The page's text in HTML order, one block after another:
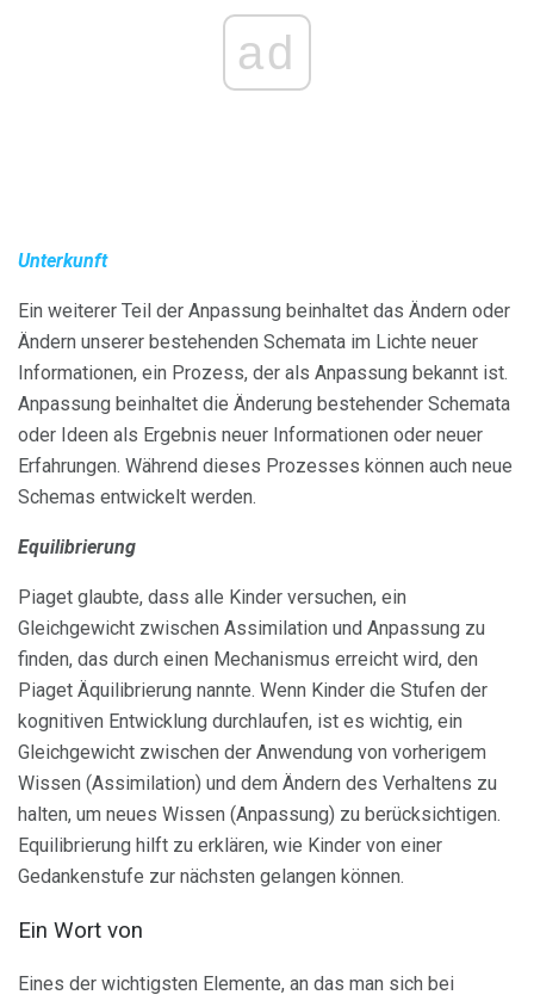
ad
Unterkunft
Ein weiterer Teil der Anpassung beinhaltet das Ändern oder
Ändern unserer bestehenden Schemata im Lichte neuer
Informationen, ein Prozess, der als Anpassung bekannt ist.
Anpassung beinhaltet die Änderung bestehender Schemata
oder Ideen als Ergebnis neuer Informationen oder neuer
Erfahrungen. Während dieses Prozesses können auch neue
Schemas entwickelt werden.
Equilibrierung
Piaget glaubte, dass alle Kinder versuchen, ein
Gleichgewicht zwischen Assimilation und Anpassung zu
finden, das durch einen Mechanismus erreicht wird, den
Piaget Äquilibrierung nannte. Wenn Kinder die Stufen der
kognitiven Entwicklung durchlaufen, ist es wichtig, ein
Gleichgewicht zwischen der Anwendung von vorherigem
Wissen (Assimilation) und dem Ändern des Verhaltens zu
halten, um neues Wissen (Anpassung) zu berücksichtigen.
Equilibrierung hilft zu erklären, wie Kinder von einer
Gedankenstufe zur nächsten gelangen können.
Ein Wort von
Eines der wichtigsten Elemente, an das man sich bei